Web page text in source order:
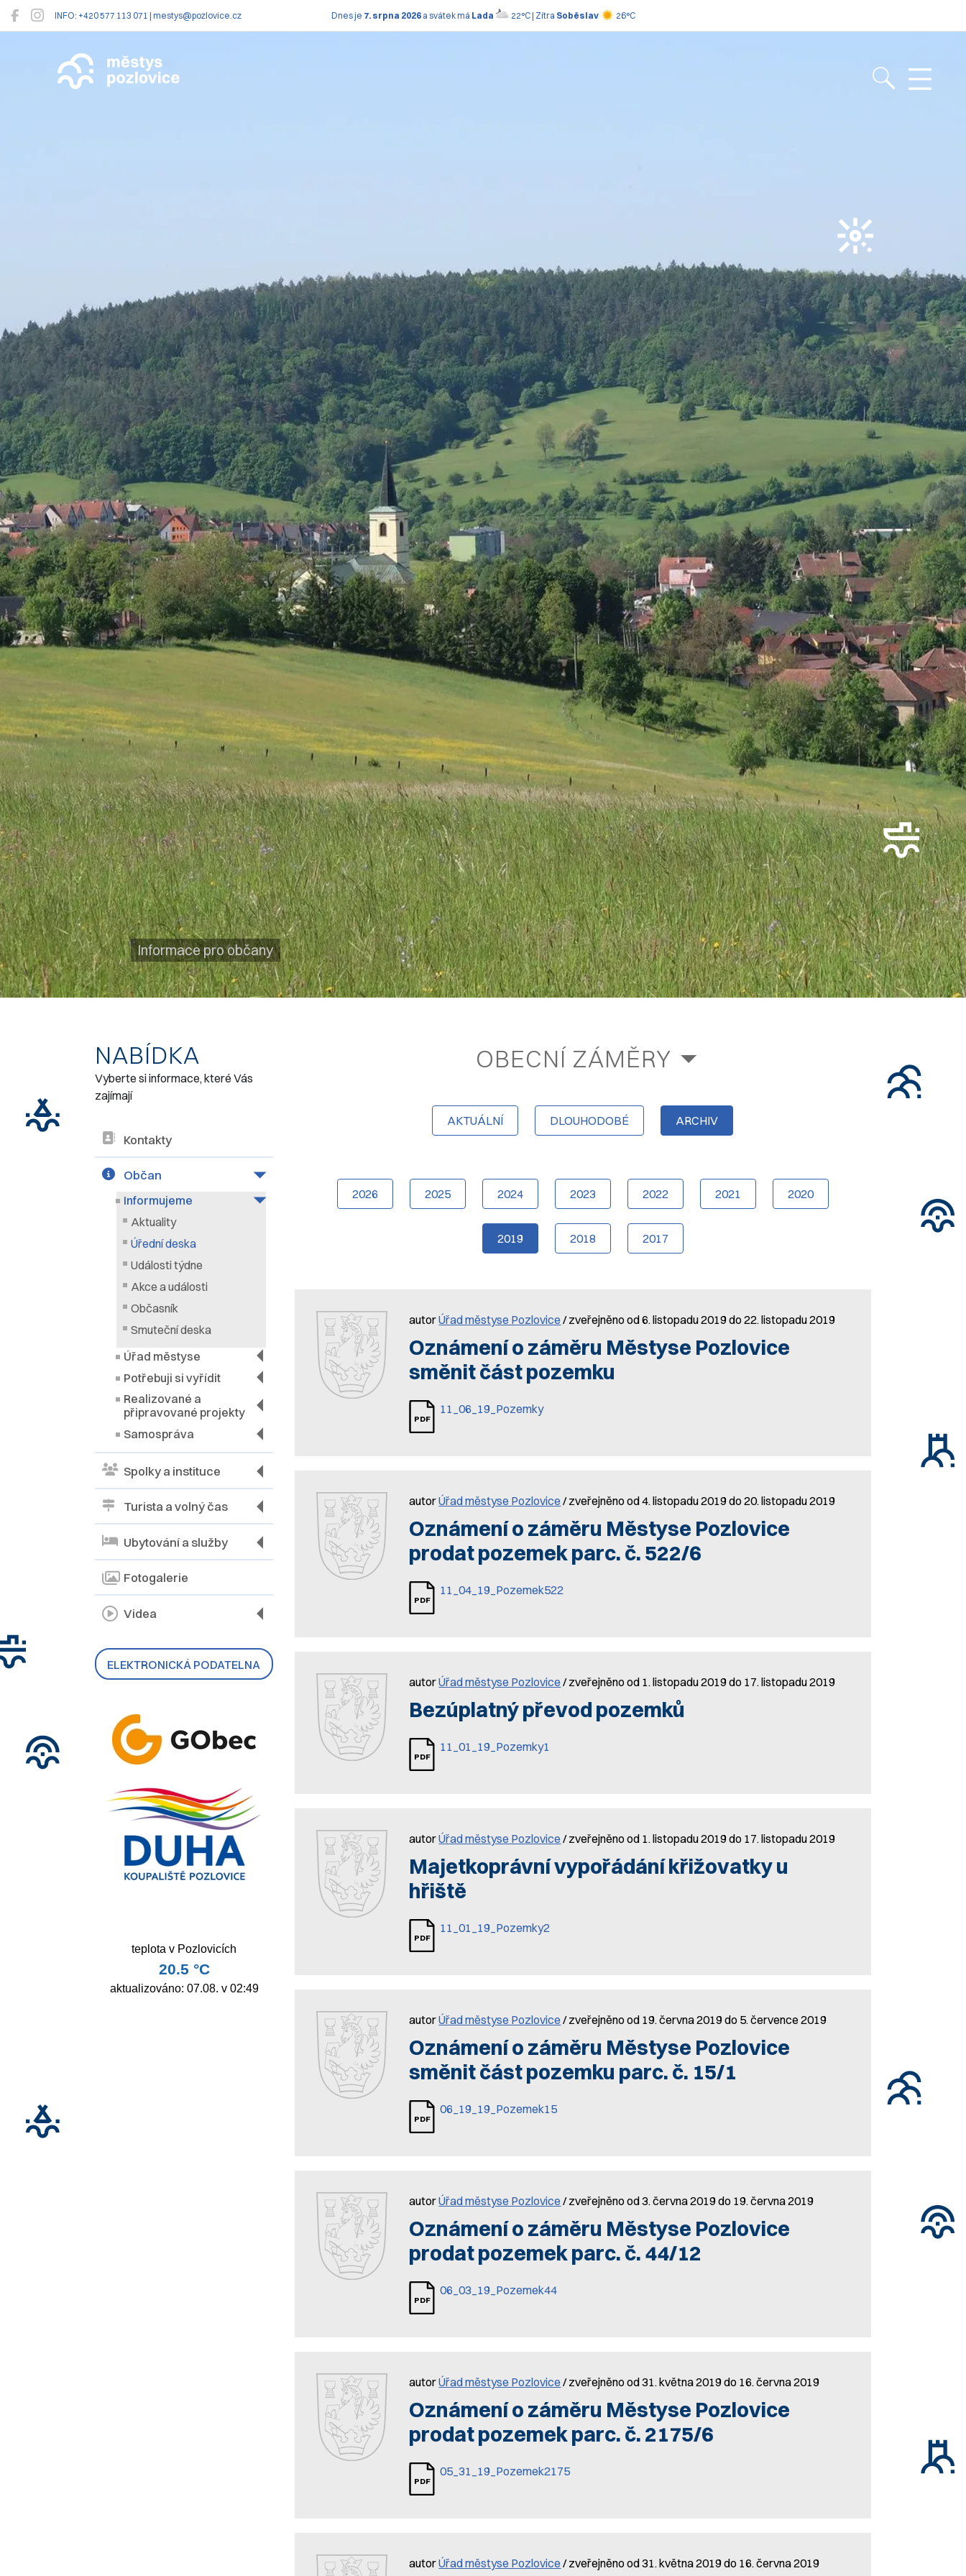
INFO: +420 577 113 071 | mestys@pozlovice.cz Dnes je 7. srpna 2026a svátek má Lada 22°C | Zítra Soběslav 26°C
Pozlovice
Informace pro občany
NABÍDKA
Vyberte si informace, které Vás
zajímají
Kontakty
Občan
Informujeme
Aktuality
Úřední deska
Události týdne
Akce a události
Občasník
Smuteční deska
Úřad městyse
Potřebuji si vyřídit
Realizované a
připravované projekty
Samospráva
Spolky a instituce
Turista a volný čas
Ubytování a služby
Fotogalerie
Videa
ELEKTRONICKÁ PODATELNA
OBECNÍ ZÁMĚRY
AKTUÁLNÍ DLOUHODOBÉ ARCHIV
2026 2025 2024 2023 2022 2021 2020
2019 2018 2017
autorÚřad městyse Pozlovice / zveřejněno od 6. listopadu 2019 do 22. listopadu 2019
Oznámení o záměru Městyse Pozlovice
směnit část pozemku
11_06_19_Pozemky
autorÚřad městyse Pozlovice / zveřejněno od 4. listopadu 2019 do 20. listopadu 2019
Oznámení o záměru Městyse Pozlovice
prodat pozemek parc. č. 522/6
11_04_19_Pozemek522
autorÚřad městyse Pozlovice / zveřejněno od 1. listopadu 2019 do 17. listopadu 2019
Bezúplatný převod pozemků
11_01_19_Pozemky1
autorÚřad městyse Pozlovice / zveřejněno od 1. listopadu 2019 do 17. listopadu 2019
Majetkoprávní vypořádání křižovatky u
hřiště
11_01_19_Pozemky2
autorÚřad městyse Pozlovice / zveřejněno od 19. června 2019 do 5. července 2019
Oznámení o záměru Městyse Pozlovice
směnit část pozemku parc. č. 15/1
06_19_19_Pozemek15
autorÚřad městyse Pozlovice / zveřejněno od 3. června 2019 do 19. června 2019
Oznámení o záměru Městyse Pozlovice
prodat pozemek parc. č. 44/12
06_03_19_Pozemek44
autorÚřad městyse Pozlovice / zveřejněno od 31. května 2019 do 16. června 2019
Oznámení o záměru Městyse Pozlovice
prodat pozemek parc. č. 2175/6
05_31_19_Pozemek2175
autorÚřad městyse Pozlovice / zveřejněno od 31. května 2019 do 16. června 2019